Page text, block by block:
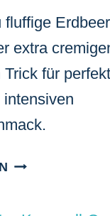
fluffige
extra
für
ERDBEER-